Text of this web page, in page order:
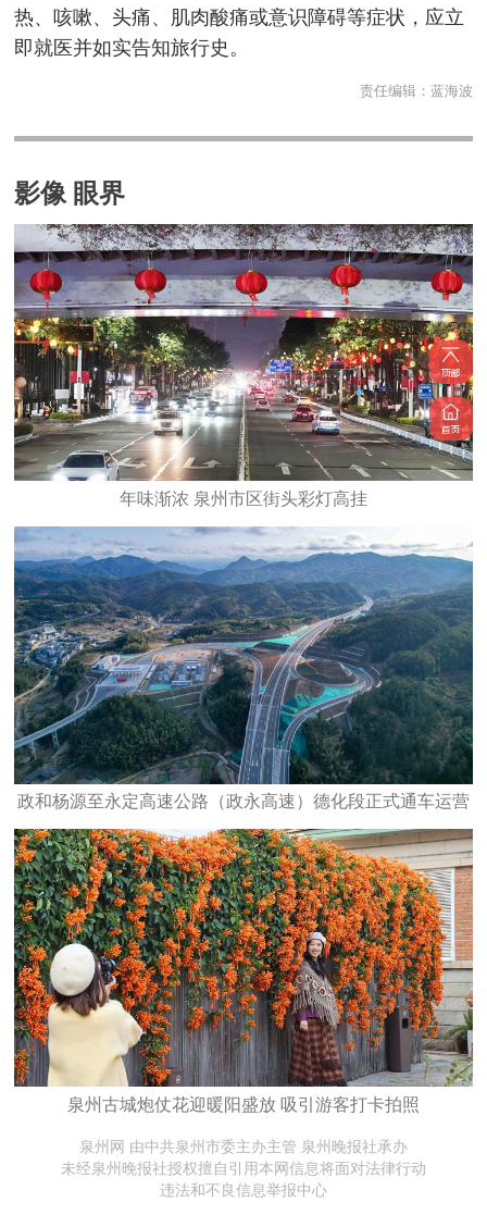
热、咳嗽、头痛、肌肉酸痛或意识障碍等症状，应立
即就医并如实告知旅行史。
责任编辑： 蓝海波
影像 眼界
年味渐浓 泉州市区街头彩灯高挂
政和杨源至永定高速公路（政永高速）德化段正式通车运营
泉州古城炮仗花迎暖阳盛放 吸引游客打卡拍照
泉州网 由中共泉州市委主办主管 泉州晚报社承办
未经泉州晚报社授权擅自引用本网信息将面对法律行动
违法和不良信息举报中心